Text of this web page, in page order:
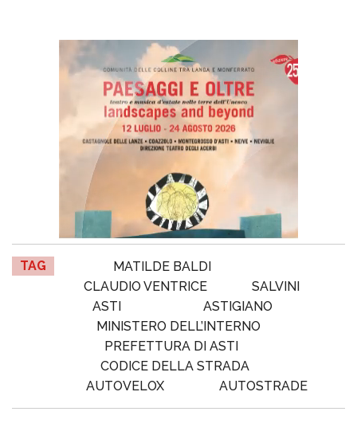
TAG
MATILDE BALDI
CLAUDIO VENTRICE
SALVINI
ASTI
ASTIGIANO
MINISTERO DELL’INTERNO
PREFETTURA DI ASTI
CODICE DELLA STRADA
AUTOVELOX
AUTOSTRADE